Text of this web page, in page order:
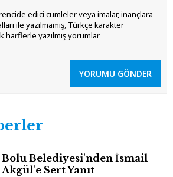
edici cümleler veya imalar, inançlara
ile yazılmamış, Türkçe karakter
harflerle yazılmış yorumlar
YORUMU GÖNDER
Bolu Belediyesi'nden İsmail
Akgül'e Sert Yanıt